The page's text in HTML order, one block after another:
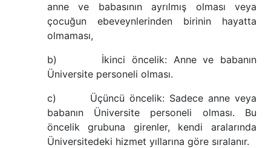
anne ve babasının ayrılmış olması veya
çocuğun ebeveynlerinden birinin hayatta
olmaması,
b) İkinci öncelik: Anne ve babanın
Üniversite personeli olması.
c) Üçüncü öncelik: Sadece anne veya
babanın Üniversite personeli olması. Bu
öncelik grubuna girenler, kendi aralarında
Üniversitedeki hizmet yıllarına göre sıralanır.